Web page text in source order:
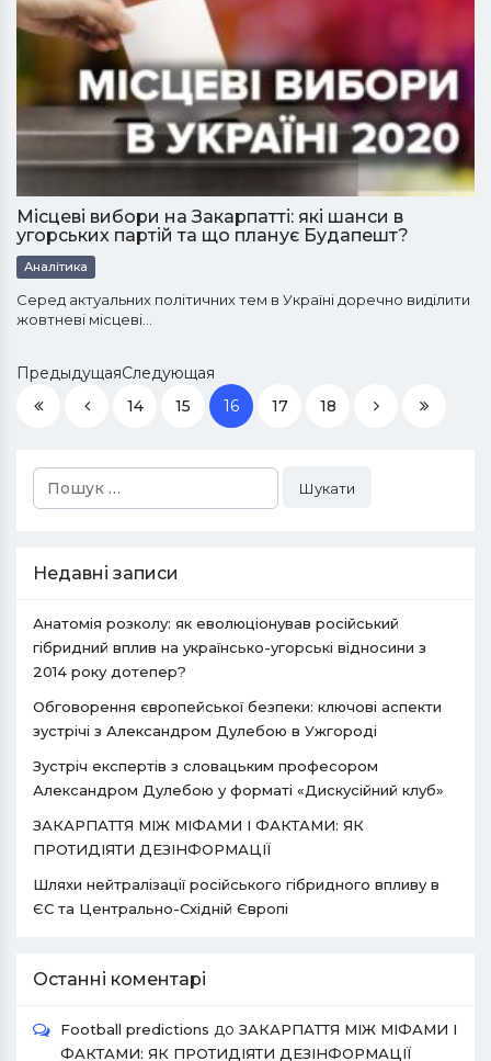
Місцеві вибори на Закарпатті: які шанси в
угорських партій та що планує Будапешт?
Аналітика
Серед актуальних політичних тем в Україні доречно виділити
жовтневі місцеві…
ПредыдущаяСледующая
14
15 16 17 18
Пошук:
Недавні записи
Анатомія розколу: як еволюціонував російський
гібридний вплив на українсько-угорські відносини з
2014 року дотепер?
Обговорення європейської безпеки: ключові аспекти
зустрічі з Александром Дулебою в Ужгороді
Зустріч експертів з словацьким професором
Александром Дулебою у форматі «Дискусійний клуб»
ЗАКАРПАТТЯ МІЖ МІФАМИ І ФАКТАМИ: ЯК
ПРОТИДІЯТИ ДЕЗІНФОРМАЦІЇ
Шляхи нейтралізації російського гібридного впливу в
ЄС та Центрально-Східній Європі
Останні коментарі
Football predictions до ЗАКАРПАТТЯ МІЖ МІФАМИ І
ФАКТАМИ: ЯК ПРОТИДІЯТИ ДЕЗІНФОРМАЦІЇ